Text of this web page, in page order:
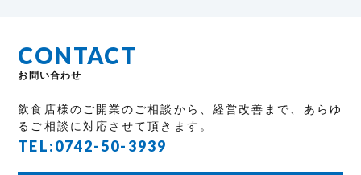
CONTACT
お問い合わせ
飲食店様のご開業のご相談から、経営改善まで、あらゆ
るご相談に対応させて頂きます。
TEL:0742-50-3939